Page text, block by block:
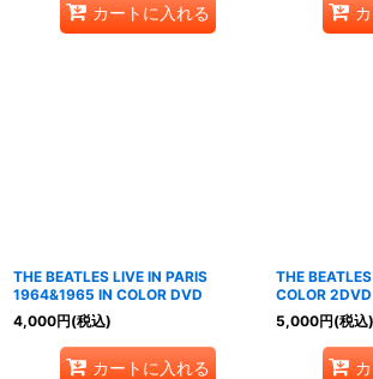
カートに入れる
THE BEATLES LIVE IN PARIS
1964&1965 IN COLOR DVD
4,000円(税込)
カートに入れる
THE
COLOR 2DVD
5,000円(税込)